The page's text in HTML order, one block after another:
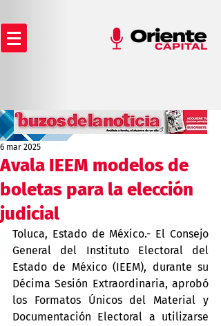
Avala IEEM modelos de
boletas para la elección
judicial
6 mar 2025
Toluca, Estado de México.- El Consejo
General del Instituto Electoral del
Estado de México (IEEM), durante su
Décima Sesión Extraordinaria, aprobó
los Formatos Únicos del Material y
Documentación Electoral a utilizarse